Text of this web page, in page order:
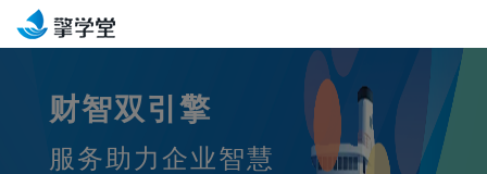
财智双引擎
服务助力企业智慧